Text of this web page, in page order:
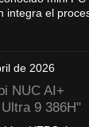
integra el
de 2026
NUC AI+
9 386H"